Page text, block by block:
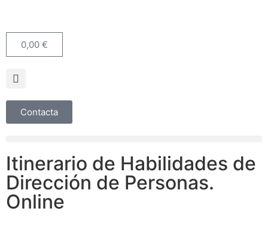
0,00 €
Contacta
Itinerario de Habilidades de
Dirección de Personas.
Online